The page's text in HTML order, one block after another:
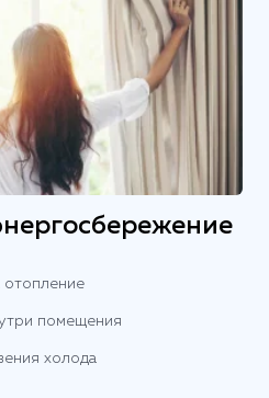
отопление
помещения
холода